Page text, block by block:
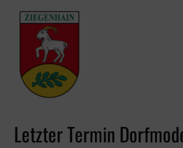
Inhalt
Letzter Termin